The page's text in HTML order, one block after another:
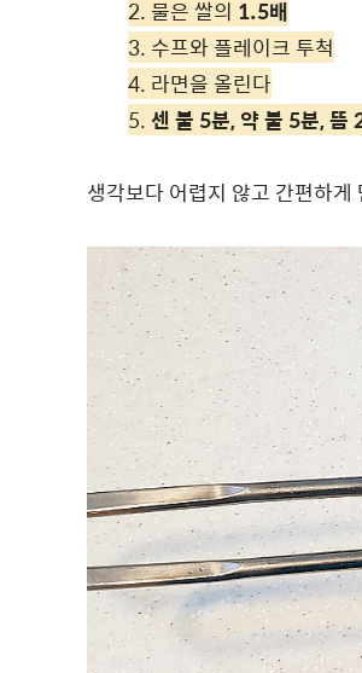
2. 물은 쌀의 1.5배
3. 수프와 플레이크 투척
4. 라면을 올린다
5.센 불 5분, 약 불 5분, 뜸
생각보다 어렵지 않고 간편하